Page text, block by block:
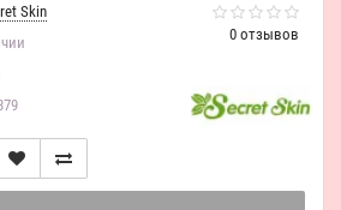
0 отзывов
Skin